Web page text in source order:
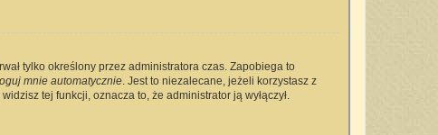
tylko określony przez administratora czas. Zapobiega to
mnie automatycznie. Jest to niezalecane, jeżeli korzystasz z
tej funkcji, oznacza to, że administrator ją wyłączył.